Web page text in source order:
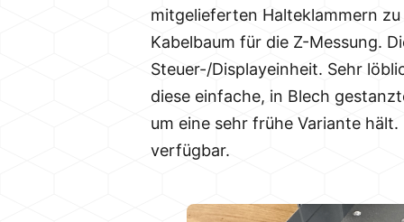
mitgelieferten Halteklammern
Kabelbaum für die Z-Messung.
Steuer-/Displayeinheit. Sehr
diese einfache, in Blech
um eine sehr frühe Variante hält.
verfügbar.